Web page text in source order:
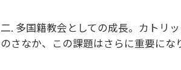
二. 多国籍教会としての成長。カトリ
のさなか、この課題はさらに重要にな